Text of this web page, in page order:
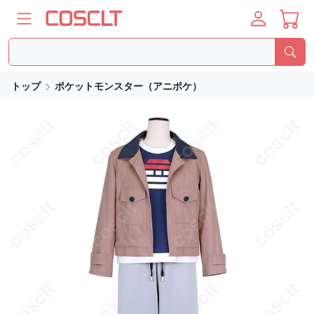
トップ ポケットモンスター（アニポケ）